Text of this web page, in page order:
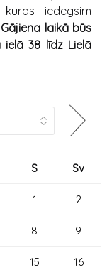
iedegsim
laikā būs
ielā 38 līdz Lielā
S Sv
1 2
8 9
15 16